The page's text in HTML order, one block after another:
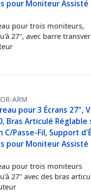
pour Moniteur Assisté
pour trois moniteurs,
27", avec barre
ARM
pour 3 Écrans 27",
Bras Articulé Réglable
C/Passe-Fil, Support
pour Moniteur Assisté
pour trois moniteurs
27" avec des bras